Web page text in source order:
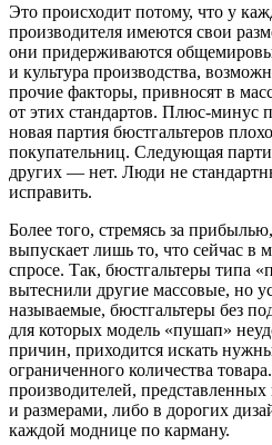
Это происходит потому, что у
производителя имеются свои
они придерживаются
и культура производства,
прочие факторы, привносят в
от этих стандартов. Плюс-минус
новая партия бюстгальтеров
покупательниц. Следующая
других — нет. Люди не
исправить.
Более того, стремясь за
выпускает лишь то, что сейчас в
спросе. Так, бюстгальтеры типа
вытеснили другие массовые, но
называемые, бюстгальтеры без
для которых модель «пушап»
причин, приходится искать
ограниченного количества
производителей,
и размерами, либо в дорогих
каждой моднице по карману.